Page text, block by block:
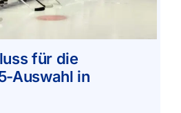
für die
Auswahl in